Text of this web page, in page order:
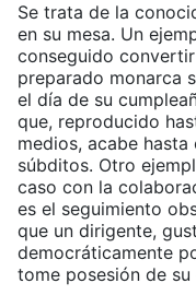
Se trata de la
en su mesa. Un
conseguido
preparado monarca
el día de su
que, reproducido
medios, acabe
súbditos. Otro
caso con la
es el seguimiento
que un dirigente,
democráticamente
tome posesión de su